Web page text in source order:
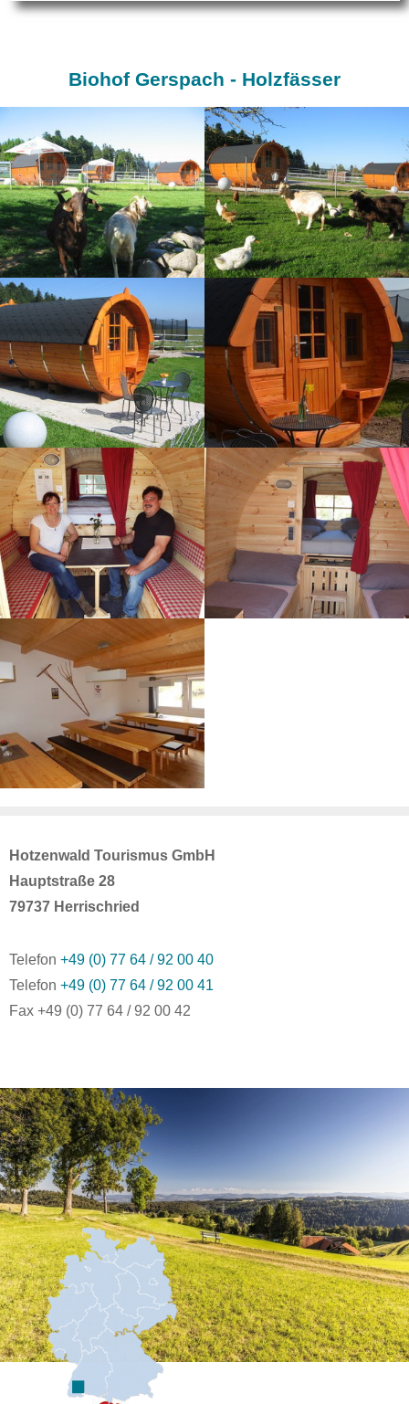
Biohof Gerspach - Holzfässer
Hotzenwald Tourismus GmbH
Hauptstraße 28
79737 Herrischried
Telefon +49 (0) 77 64 / 92 00 40
Telefon +49 (0) 77 64 / 92 00 41
Fax +49 (0) 77 64 / 92 00 42